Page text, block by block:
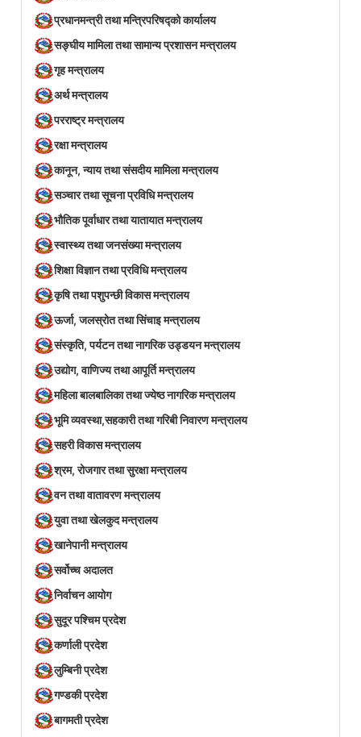
प्रधानमन्त्री तथा मन्त्रिपरिषद्को कार्यालय
सङ्घीय मामिला तथा सामान्य प्रशासन मन्त्रालय
गृह मन्त्रालय
अर्थ मन्त्रालय
परराष्ट्र मन्त्रालय
रक्षा मन्त्रालय
कानून, न्याय तथा संसदीय मामिला मन्त्रालय
सञ्‍चार तथा सूचना प्रविधि मन्त्रालय
भौतिक पूर्वाधार तथा यातायात मन्त्रालय
स्वास्थ्य तथा जनसंख्या मन्त्रालय
शिक्षा विज्ञान तथा प्रविधि मन्त्रालय
कृषि तथा पशुपन्छी विकास मन्त्रालय
ऊर्जा, जलस्रोत तथा सिंचाइ मन्त्रालय
संस्कृति, पर्यटन तथा नागरिक उड्डयन मन्त्रालय
उद्योग, वाणिज्य तथा आपूर्ति मन्त्रालय
महिला बालबालिका तथा ज्येष्ठ नागरिक मन्त्रालय
भूमि व्यवस्था,सहकारी तथा गरिबी निवारण मन्त्रालय
सहरी विकास मन्त्रालय
श्रम, रोजगार तथा सुरक्षा मन्त्रालय
वन तथा वातावरण मन्त्रालय
युवा तथा खेलकुद मन्त्रालय
खानेपानी मन्त्रालय
सर्वोच्च अदालत
निर्वाचन आयोग
सुदूर पश्चिम प्रदेश
कर्णाली प्रदेश
लुम्बिनी प्रदेश
गण्डकी प्रदेश
बागमती प्रदेश